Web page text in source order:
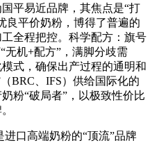
平易近品牌，其焦点是“打
良平价奶粉，博得了普遍的
全程把控。科学配方：旗号
无机+配方”，满脚分歧需
式，确保出产过程的通明和
BRC、IFS）供给国际化的
粉“破局者”，以极致性价比
口高端奶粉的“顶流”品牌